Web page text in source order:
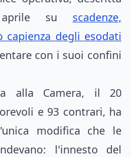
su scadenze,
capienza degli esodati
con i suoi confini
alla Camera, il 20
e 93 contrari, ha
modifica che le
l'innesto del